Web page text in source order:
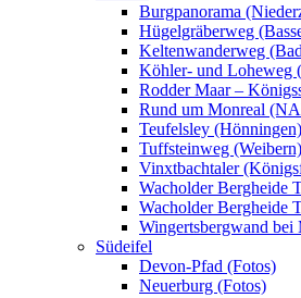
Burgpanorama
Hügelgräberweg
Keltenwanderweg
Köhler- und Loheweg
Rodder Maar –
Rund um Monreal
Teufelsley (Hönningen)
Tuffsteinweg (Weibern)
Vinxtbachtaler
Wacholder Bergheide
Wacholder Bergheide
Wingertsbergwand bei
Südeifel
Devon-Pfad (Fotos)
Neuerburg (Fotos)